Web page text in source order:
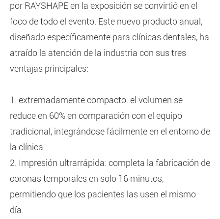
por RAYSHAPE en la exposición se convirtió en el
foco de todo el evento. Este nuevo producto anual,
diseñado específicamente para clínicas dentales, ha
atraído la atención de la industria con sus tres
ventajas principales:
1. extremadamente compacto: el volumen se
reduce en 60% en comparación con el equipo
tradicional, integrándose fácilmente en el entorno de
la clínica.
2. Impresión ultrarrápida: completa la fabricación de
coronas temporales en solo 16 minutos,
permitiendo que los pacientes las usen el mismo
día.